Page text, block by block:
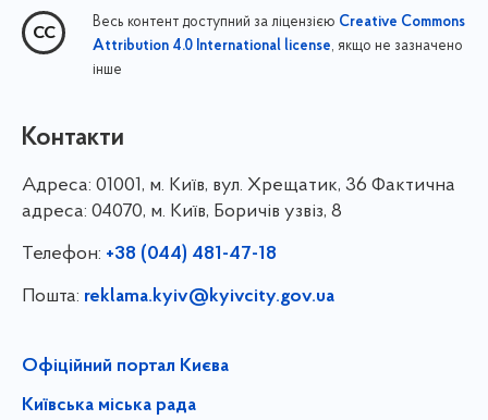
Весь контент доступний за ліцензією Creative Commons
Attribution 4.0 International license, якщо не зазначено
інше
Контакти
Адреса: 01001, м. Київ, вул. Хрещатик, 36 Фактична
адреса: 04070, м. Київ, Боричів узвіз, 8
Телефон: +38 (044) 481-47-18
Пошта: reklama.kyiv@kyivcity.gov.ua
Офіційний портал Києва
Київська міська рада